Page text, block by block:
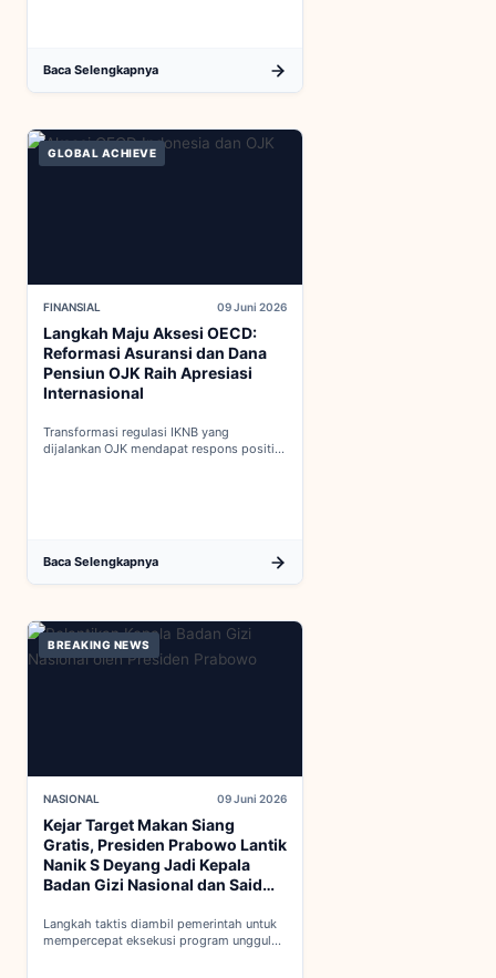
Baca Selengkapnya
GLOBAL ACHIEVE
FINANSIAL 09 Juni 2026
Langkah Maju Aksesi OECD:
Reformasi Asuransi dan Dana
Pensiun OJK Raih Apresiasi
Internasional
Transformasi regulasi IKNB yang
dijalankan OJK mendapat respons positif
Baca Selengkapnya
BREAKING NEWS
NASIONAL 09 Juni 2026
Kejar Target Makan Siang
Gratis, Presiden Prabowo Lantik
Nanik S Deyang Jadi Kepala
Badan Gizi Nasional dan Said
Langkah taktis diambil pemerintah untuk
mempercepat eksekusi program unggulan